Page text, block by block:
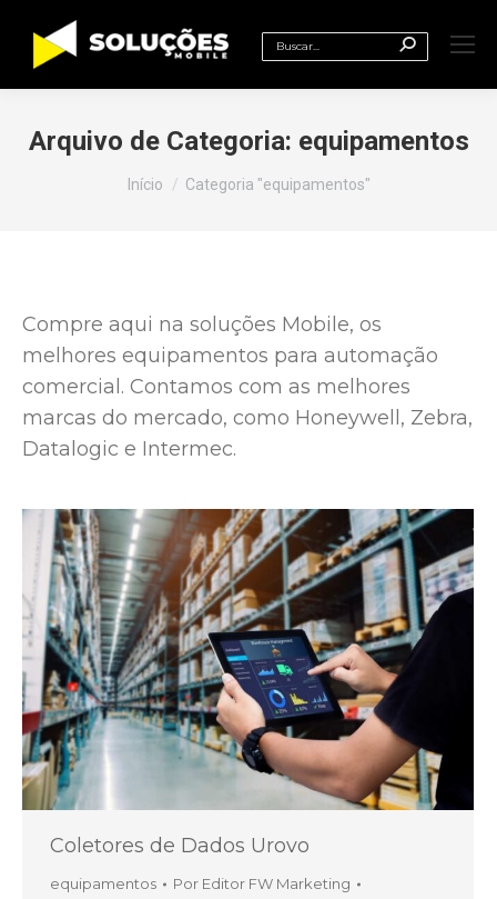
Search:
Arquivo de Categoria: equipamentos
Você está aqui:
Início Categoria "equipamentos"
Compre aqui na soluções Mobile, os
melhores equipamentos para automação
comercial. Contamos com as melhores
marcas do mercado, como Honeywell, Zebra,
Datalogic e Intermec.
Coletores de Dados Urovo
equipamentos Por Editor FW Marketing